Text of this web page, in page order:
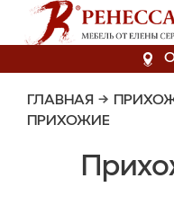
ГЛАВНАЯ →
ПРИХОЖИЕ